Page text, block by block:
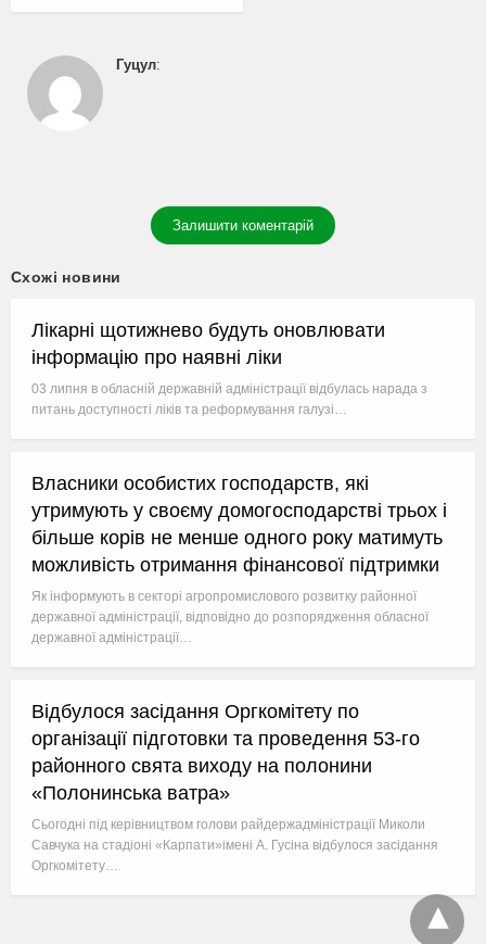
Гуцул:
Залишити коментарій
Схожі новини
Лікарні щотижнево будуть оновлювати
інформацію про наявні ліки
03 липня в обласній державній адміністрації відбулась нарада з
питань доступності ліків та реформування галузі…
Власники особистих господарств, які
утримують у своєму домогосподарстві трьох і
більше корів не менше одного року матимуть
можливість отримання фінансової підтримки
Як інформують в секторі агропромислового розвитку районної
державної адміністрації, відповідно до розпорядження обласної
державної адміністрації…
Відбулося засідання Оргкомітету по
організації підготовки та проведення 53-го
районного свята виходу на полонини
«Полонинська ватра»
Сьогодні під керівництвом голови райдержадміністрації Миколи
Савчука на стадіоні «Карпати»імені А. Гусіна відбулося засідання
Оргкомітету…